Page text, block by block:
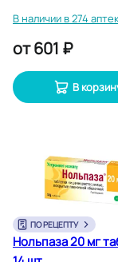
В наличии в 274
от601 ₽
В
ПО РЕЦЕПТУ
Нольпаза 20 мг